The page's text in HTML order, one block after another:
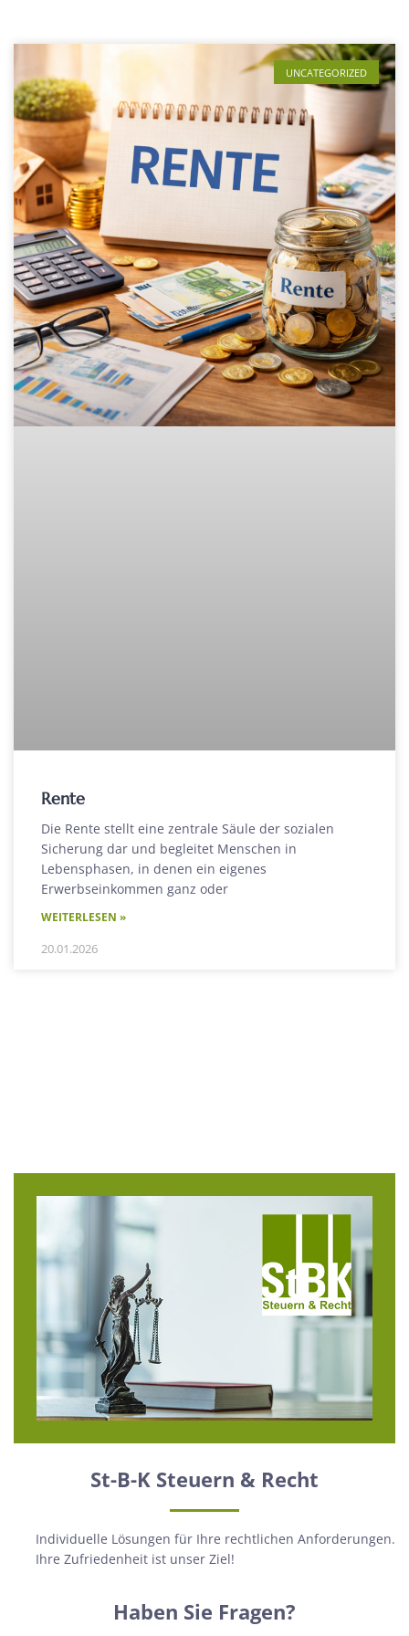
UNCATEGORIZED
Rente
Die Rente stellt eine zentrale Säule der sozialen
Sicherung dar und begleitet Menschen in
Lebensphasen, in denen ein eigenes
Erwerbseinkommen ganz oder
WEITERLESEN »
20.01.2026
St-B-K Steuern & Recht
Individuelle Lösungen für Ihre rechtlichen Anforderungen.
Ihre Zufriedenheit ist unser Ziel!
Haben Sie Fragen?